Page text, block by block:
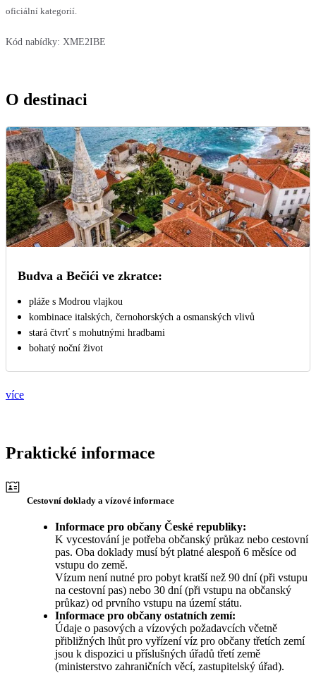
oficiální kategorií.
Kód nabídky: XME2IBE
O destinaci
Budva a Bečići ve zkratce:
pláže s Modrou vlajkou
kombinace italských, černohorských a osmanských vlivů
stará čtvrť s mohutnými hradbami
bohatý noční život
více
Praktické informace
Cestovní doklady a vízové informace
Informace pro občany České republiky:
K vycestování je potřeba občanský průkaz nebo cestovní
pas. Oba doklady musí být platné alespoň 6 měsíce od
vstupu do země.
Vízum není nutné pro pobyt kratší než 90 dní (při vstupu
na cestovní pas) nebo 30 dní (při vstupu na občanský
průkaz) od prvního vstupu na území státu.
Informace pro občany ostatních zemí:
Údaje o pasových a vízových požadavcích včetně
přibližných lhůt pro vyřízení víz pro občany třetích zemí
jsou k dispozici u příslušných úřadů třetí země
(ministerstvo zahraničních věcí, zastupitelský úřad).